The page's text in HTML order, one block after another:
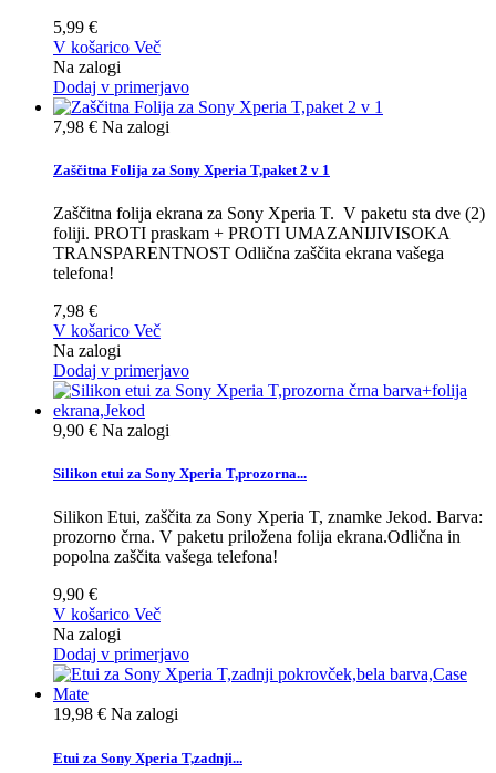
5,99 €
V košarico Več
Na zalogi
Dodaj v primerjavo
7,98 € Na zalogi
Zaščitna Folija za Sony Xperia T,paket 2 v 1
Zaščitna folija ekrana za Sony Xperia T. V paketu sta dve (2)
foliji. PROTI praskam + PROTI UMAZANIJIVISOKA
TRANSPARENTNOST Odlična zaščita ekrana vašega
telefona!
7,98 €
V košarico Več
Na zalogi
Dodaj v primerjavo
9,90 € Na zalogi
Silikon etui za Sony Xperia T,prozorna...
Silikon Etui, zaščita za Sony Xperia T, znamke Jekod. Barva:
prozorno črna. V paketu priložena folija ekrana.Odlična in
popolna zaščita vašega telefona!
9,90 €
V košarico Več
Na zalogi
Dodaj v primerjavo
19,98 € Na zalogi
Etui za Sony Xperia T,zadnji...